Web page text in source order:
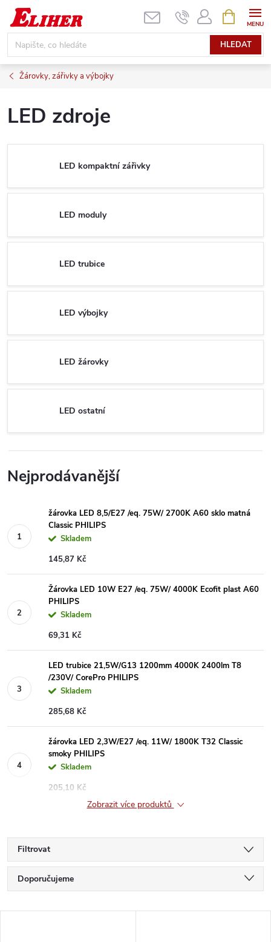
Přejít
obsah
HLEDAT
NÁKUPNÍ
KOŠÍK
Žárovky, zářivky a výbojky
LED zdroje
LED kompaktní zářivky
LED moduly
LED trubice
LED výbojky
LED žárovky
LED ostatní
Nejprodávanější
žárovka LED 8,5/E27 /eq. 75W/ 2700K A60 sklo matná
Classic PHILIPS
Skladem
145,87 Kč
Žárovka LED 10W E27 /eq. 75W/ 4000K Ecofit plast A60
PHILIPS
Skladem
69,31 Kč
LED trubice 21,5W/G13 1200mm 4000K 2400lm T8
/230V/ CorePro PHILIPS
Skladem
285,68 Kč
žárovka LED 2,3W/E27 /eq. 11W/ 1800K T32 Classic
smoky PHILIPS
Skladem
205,10 Kč
Zobrazit více produktů
Filtrovat
Ř
a
Doporučujeme